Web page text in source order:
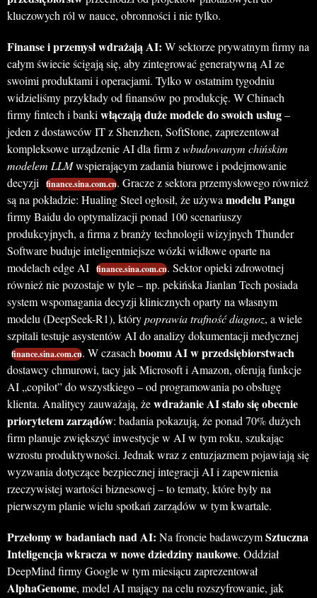
kluczowych ról w nauce, obronności i nie tylko.
Finanse i przemysł wdrażają AI: W sektorze prywatnym firmy na
całym świecie ścigają się, aby zintegrować generatywną AI ze
swoimi produktami i operacjami. Tylko w ostatnim tygodniu
widzieliśmy przykłady od finansów po produkcję. W Chinach
firmy fintech i banki włączają duże modele do swoich usług–
jeden z dostawców IT z Shenzhen, SoftStone, zaprezentował
kompleksowe urządzenie AI dla firm zwbudowanym chińskim
modelem LLMwspierającym zadania biurowe i podejmowanie
decyzji
finance.sina.com.cn. Gracze z sektora przemysłowego również
są na pokładzie: Hualing Steel ogłosił, że używa modelu Pangu
firmy Baidu do optymalizacji ponad 100 scenariuszy
produkcyjnych, a firma z branży technologii wizyjnych Thunder
Software buduje inteligentniejsze wózki widłowe oparte na
modelach edge AI finance.sina.com.cn. Sektor opieki zdrowotnej
również nie pozostaje w tyle – np. pekińska Jianlan Tech posiada
system wspomagania decyzji klinicznych oparty na własnym
modelu (DeepSeek-R1), którypoprawia trafność diagnoz, a wiele
szpitali testuje asystentów AI do analizy dokumentacji medycznej
finance.sina.com.cn. W czasach boomu AI w przedsiębiorstwach
dostawcy chmurowi, tacy jak Microsoft i Amazon, oferują funkcje
AI „copilot” do wszystkiego – od programowania po obsługę
klienta. Analitycy zauważają, żewdrażanie AI stało się obecnie
priorytetem zarządów: badania pokazują, że ponad 70% dużych
firm planuje zwiększyć inwestycje w AI w tym roku, szukając
wzrostu produktywności. Jednak wraz z entuzjazmem pojawiają się
wyzwania dotyczące bezpiecznej integracji AI i zapewnienia
rzeczywistej wartości biznesowej – to tematy, które były na
pierwszym planie wielu spotkań zarządów w tym kwartale.
Przełomy w badaniach nad AI: Na froncie badawczymSztuczna
Inteligencja wkracza w nowe dziedziny naukowe. Oddział
DeepMind firmy Google w tym miesiącu zaprezentował
AlphaGenome, model AI mający na celu rozszyfrowanie, jak